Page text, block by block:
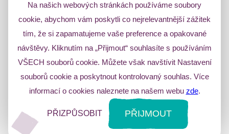
Na našich webových stránkách používáme soubory
cookie, abychom vám poskytli co nejrelevantnější zážitek
tím, že si zapamatujeme vaše preference a opakované
návštěvy. Kliknutím na „Přijmout“ souhlasíte s používáním
VŠECH souborů cookie. Můžete však navštívit Nastavení
souborů cookie a poskytnout kontrolovaný souhlas. Více
informací o cookies naleznete na našem webu zde.
PŘIZPŮSOBIT PŘIJMOUT